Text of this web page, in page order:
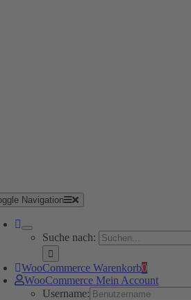
Navigation
Suche nach:
WooCommerce Warenkorb0
WooCommerce Mein Account
Username: